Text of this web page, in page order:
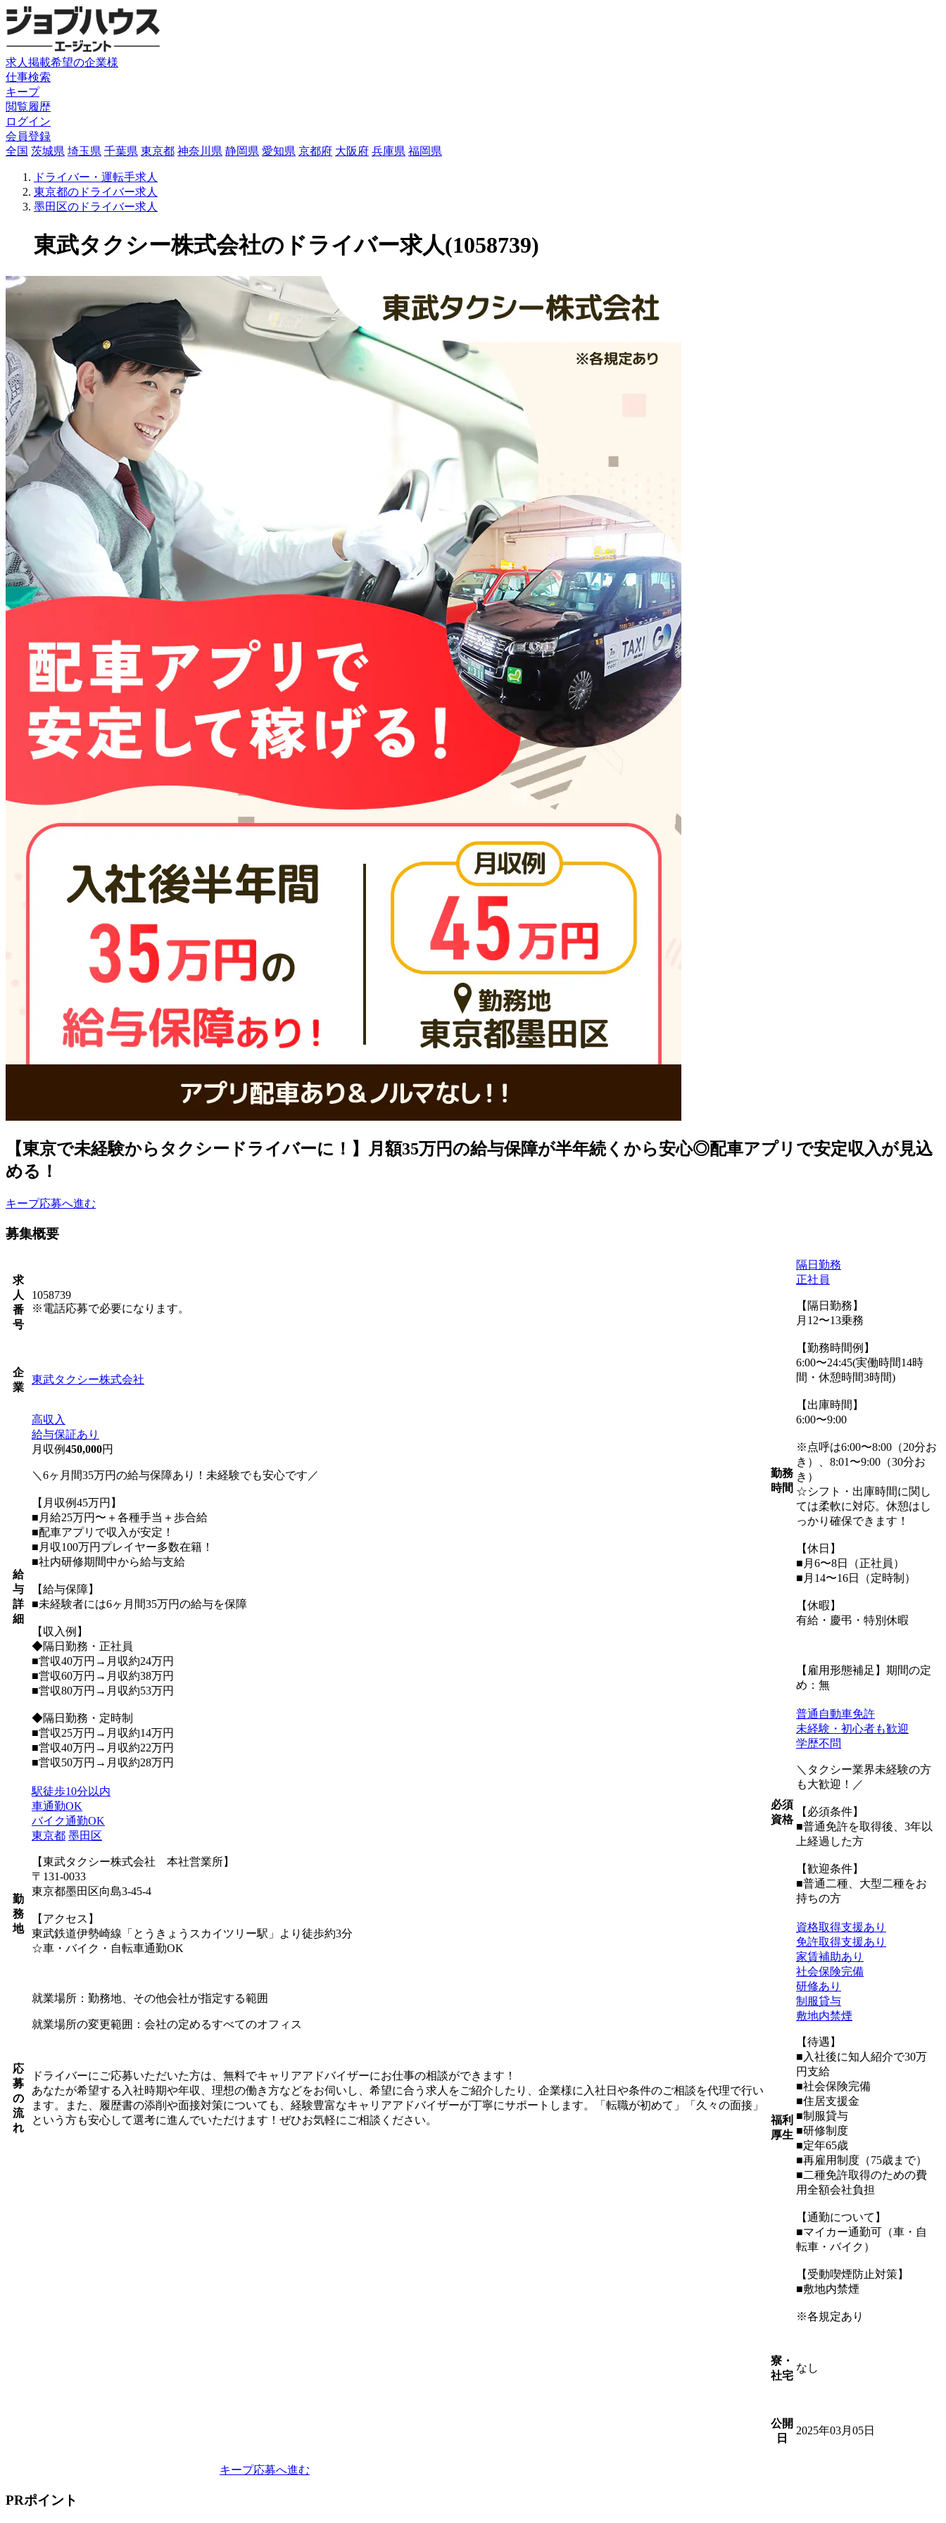
求人掲載希望の企業様
仕事検索
キープ
閲覧履歴
ログイン
会員登録
全国 茨城県 埼玉県 千葉県 東京都 神奈川県 静岡県 愛知県 京都府 大阪府 兵庫県 福岡県
ドライバー・運転手求人
東京都のドライバー求人
墨田区のドライバー求人
東武タクシー株式会社のドライバー求人(1058739)
【東京で未経験からタクシードライバーに！】月額35万円の給与保障が半年続くから安心◎配車アプリで安定収入が見込
める！
キープ応募へ進む
募集概要
求
人
番
号
1058739
※電話応募で必要になります。
企
業
東武タクシー株式会社
給
与
詳
細
高収入
給与保証あり
月収例450,000円
＼6ヶ月間35万円の給与保障あり！未経験でも安心です／
【月収例45万円】
■月給25万円〜＋各種手当＋歩合給
■配車アプリで収入が安定！
■月収100万円プレイヤー多数在籍！
■社内研修期間中から給与支給
【給与保障】
■未経験者には6ヶ月間35万円の給与を保障
【収入例】
◆隔日勤務・正社員
■営収40万円→月収約24万円
■営収60万円→月収約38万円
■営収80万円→月収約53万円
◆隔日勤務・定時制
■営収25万円→月収約14万円
■営収40万円→月収約22万円
■営収50万円→月収約28万円
勤
務
地
駅徒歩10分以内
車通勤OK
バイク通勤OK
東京都 墨田区
【東武タクシー株式会社 本社営業所】
〒131-0033
東京都墨田区向島3-45-4
【アクセス】
東武鉄道伊勢崎線「とうきょうスカイツリー駅」より徒歩約3分
☆車・バイク・自転車通勤OK
就業場所：勤務地、その他会社が指定する範囲
就業場所の変更範囲：会社の定めるすべてのオフィス
応
募
の
流
れ
ドライバーにご応募いただいた方は、無料でキャリアアドバイザーにお仕事の相談ができます！
あなたが希望する入社時期や年収、理想の働き方などをお伺いし、希望に合う求人をご紹介したり、企業様に入社日や条件のご相談を代理で行い
ます。また、履歴書の添削や面接対策についても、経験豊富なキャリアアドバイザーが丁寧にサポートします。「転職が初めて」「久々の面接」
という方も安心して選考に進んでいただけます！ぜひお気軽にご相談ください。
勤務
時間
隔日勤務
正社員
【隔日勤務】
月12〜13乗務
【勤務時間例】
6:00〜24:45(実働時間14時
間・休憩時間3時間)
【出庫時間】
6:00〜9:00
※点呼は6:00〜8:00（20分お
き）、8:01〜9:00（30分お
き）
☆シフト・出庫時間に関し
ては柔軟に対応。休憩はし
っかり確保できます！
【休日】
■月6〜8日（正社員）
■月14〜16日（定時制）
【休暇】
有給・慶弔・特別休暇
【雇用形態補足】期間の定
め：無
必須
資格
普通自動車免許
未経験・初心者も歓迎
学歴不問
＼タクシー業界未経験の方
も大歓迎！／
【必須条件】
■普通免許を取得後、3年以
上経過した方
【歓迎条件】
■普通二種、大型二種をお
持ちの方
福利
厚生
資格取得支援あり
免許取得支援あり
家賃補助あり
社会保険完備
研修あり
制服貸与
敷地内禁煙
【待遇】
■入社後に知人紹介で30万
円支給
■社会保険完備
■住居支援金
■制服貸与
■研修制度
■定年65歳
■再雇用制度（75歳まで）
■二種免許取得のための費
用全額会社負担
【通勤について】
■マイカー通勤可（車・自
転車・バイク）
【受動喫煙防止対策】
■敷地内禁煙
※各規定あり
寮・
社宅
なし
公開
日
2025年03月05日
キープ応募へ進む
PRポイント